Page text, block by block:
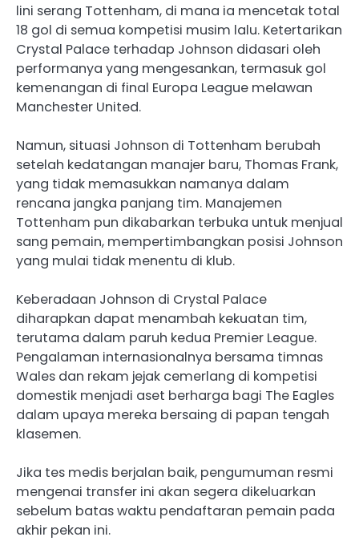
lini serang Tottenham, di mana ia mencetak total
18 gol di semua kompetisi musim lalu. Ketertarikan
Crystal Palace terhadap Johnson didasari oleh
performanya yang mengesankan, termasuk gol
kemenangan di final Europa League melawan
Manchester United.
Namun, situasi Johnson di Tottenham berubah
setelah kedatangan manajer baru, Thomas Frank,
yang tidak memasukkan namanya dalam
rencana jangka panjang tim. Manajemen
Tottenham pun dikabarkan terbuka untuk menjual
sang pemain, mempertimbangkan posisi Johnson
yang mulai tidak menentu di klub.
Keberadaan Johnson di Crystal Palace
diharapkan dapat menambah kekuatan tim,
terutama dalam paruh kedua Premier League.
Pengalaman internasionalnya bersama timnas
Wales dan rekam jejak cemerlang di kompetisi
domestik menjadi aset berharga bagi The Eagles
dalam upaya mereka bersaing di papan tengah
klasemen.
Jika tes medis berjalan baik, pengumuman resmi
mengenai transfer ini akan segera dikeluarkan
sebelum batas waktu pendaftaran pemain pada
akhir pekan ini.